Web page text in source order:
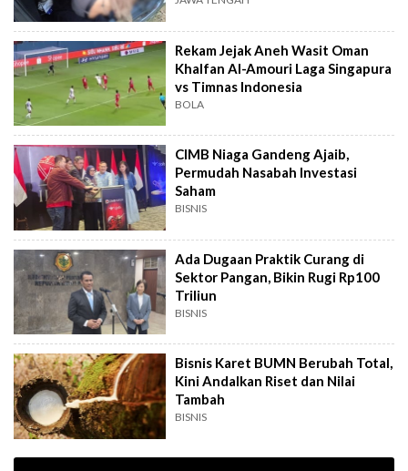
Rekam Jejak Aneh Wasit Oman
Khalfan Al-Amouri Laga Singapura
vs Timnas Indonesia
BOLA
CIMB Niaga Gandeng Ajaib,
Permudah Nasabah Investasi
Saham
BISNIS
Ada Dugaan Praktik Curang di
Sektor Pangan, Bikin Rugi Rp100
Triliun
BISNIS
Bisnis Karet BUMN Berubah Total,
Kini Andalkan Riset dan Nilai
Tambah
BISNIS